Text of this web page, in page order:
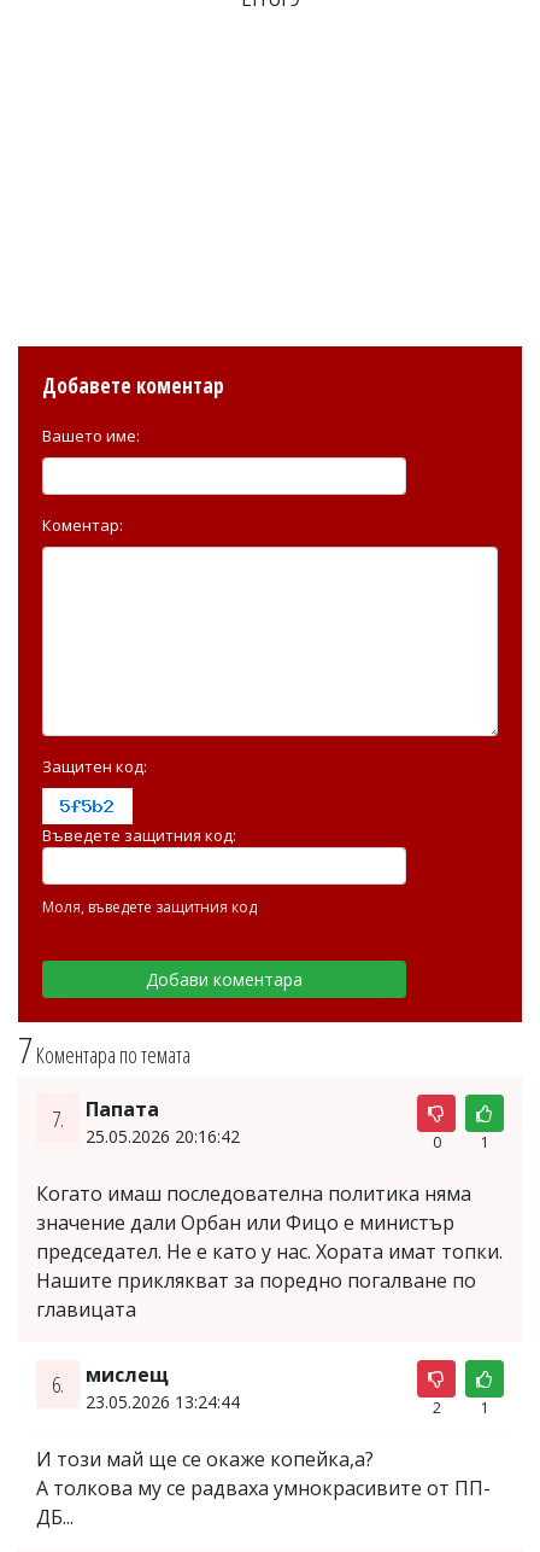
7 Коментара по темата
7. Папата
25.05.2026 20:16:42 0 1
Когато имаш последователна политика няма
значение дали Орбан или Фицо е министър
председател. Не е като у нас. Хората имат топки.
Нашите приклякват за поредно погалване по
главицата
6. мислещ
23.05.2026 13:24:44 2 1
И този май ще се окаже копейка,а?
А толкова му се радваха умнокрасивите от ПП-
ДБ...
Добавете коментар
Вашето име:
Коментар:
Защитен код:
Въведете защитния код:
Моля, въведете защитния код